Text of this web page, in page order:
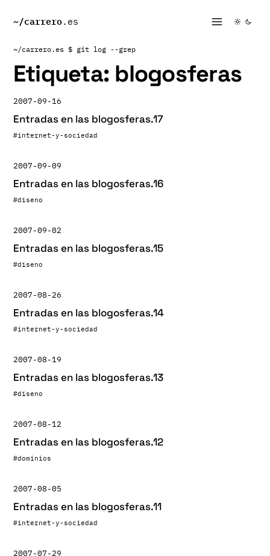
~/carrero.es
~/carrero.es $ git log --grep
Etiqueta: blogosferas
2007-09-16
Entradas en las blogosferas.17
#internet-y-sociedad
2007-09-09
Entradas en las blogosferas.16
#diseno
2007-09-02
Entradas en las blogosferas.15
#diseno
2007-08-26
Entradas en las blogosferas.14
#internet-y-sociedad
2007-08-19
Entradas en las blogosferas.13
#diseno
2007-08-12
Entradas en las blogosferas.12
#dominios
2007-08-05
Entradas en las blogosferas.11
#internet-y-sociedad
2007-07-29